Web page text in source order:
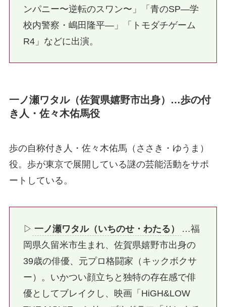
ンパニー〜逆転のスワン〜」「青のSP―学
校内警察・嶋田隆平―」「トモダチゲーム
R4」などに出演。
一ノ瀬ワタル（佐賀県嬉野市出身）…歩の付
き人・佐々木佑馬役
歩の自称付き人・佐々木佑馬（ささき・ゆうま）
役。歩が東京で展開している謎の芸能活動をサポ
ートしている。
▷ 一ノ瀬ワタル（いちのせ・わたる）
…福
岡県久留米市生まれ、佐賀県嬉野市出身の
39歳の俳優、元プロ格闘家（キックボクサ
ー）。いかつい顔立ちと独特の存在感で俳
優としてブレイクし、映画「HiGH&LOW